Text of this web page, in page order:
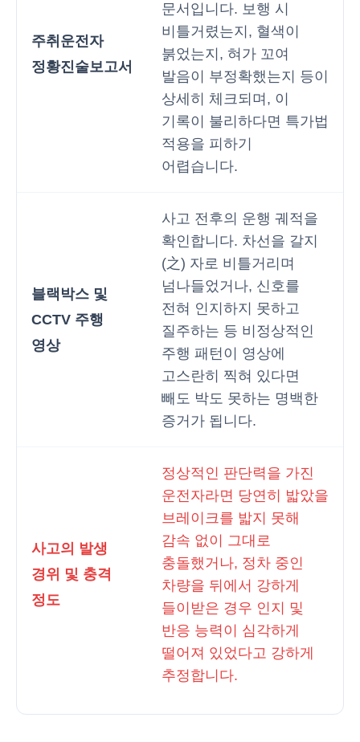
주취운전자
정황진술보고서
문서입니다. 보행 시
비틀거렸는지, 혈색이
붉었는지, 혀가 꼬여
발음이 부정확했는지 등이
상세히 체크되며, 이
기록이 불리하다면 특가법
적용을 피하기
어렵습니다.
블랙박스 및
CCTV 주행
영상
사고 전후의 운행 궤적을
확인합니다. 차선을 갈지
(之) 자로 비틀거리며
넘나들었거나, 신호를
전혀 인지하지 못하고
질주하는 등 비정상적인
주행 패턴이 영상에
고스란히 찍혀 있다면
빼도 박도 못하는 명백한
증거가 됩니다.
사고의 발생
경위 및 충격
정도
정상적인 판단력을 가진
운전자라면 당연히 밟았을
브레이크를 밟지 못해
감속 없이 그대로
충돌했거나, 정차 중인
차량을 뒤에서 강하게
들이받은 경우 인지 및
반응 능력이 심각하게
떨어져 있었다고 강하게
추정합니다.